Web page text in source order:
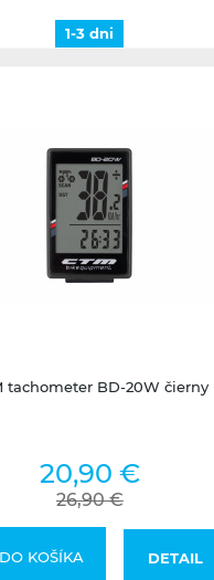
1-3 dni
tachometer BD-20W čierny
20,90 €
26,90 €
KOŠÍKA DETAIL